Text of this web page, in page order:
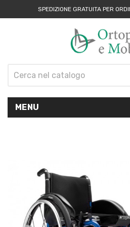
SPEDIZIONE GRATUITA PER
MENU